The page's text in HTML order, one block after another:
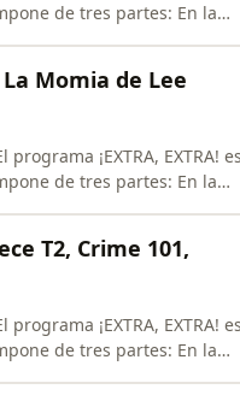
de tres partes: En la
La Momia de Lee
de tres partes: En la
T2, Crime 101,
de tres partes: En la